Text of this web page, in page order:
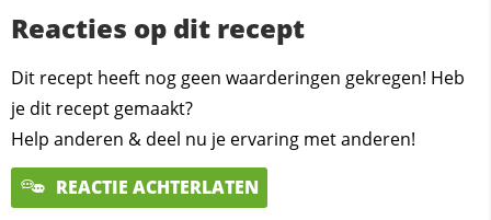
Reacties op dit recept
Dit recept heeft nog geen waarderingen gekregen! Heb
je dit recept gemaakt?
Help anderen & deel nu je ervaring met anderen!
REACTIE ACHTERLATEN